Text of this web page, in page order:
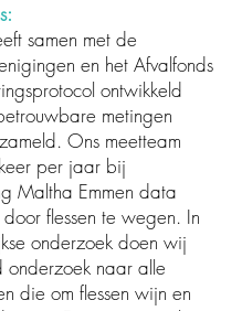
samen met de
en het Afvalfonds
ontwikkeld
metingen
Ons meetteam
per jaar bij
Maltha Emmen data
flessen te wegen. In
onderzoek doen wij
onderzoek naar alle
die om flessen wijn en